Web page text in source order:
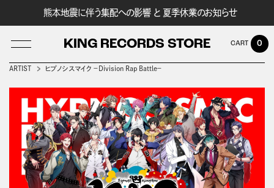
熊本地震に伴う集配への影響 と 夏季休業のお知らせ
KING RECORDS STORE
LOG IN
0
ARTIST ヒプノシスマイク －Division Rap Battle－